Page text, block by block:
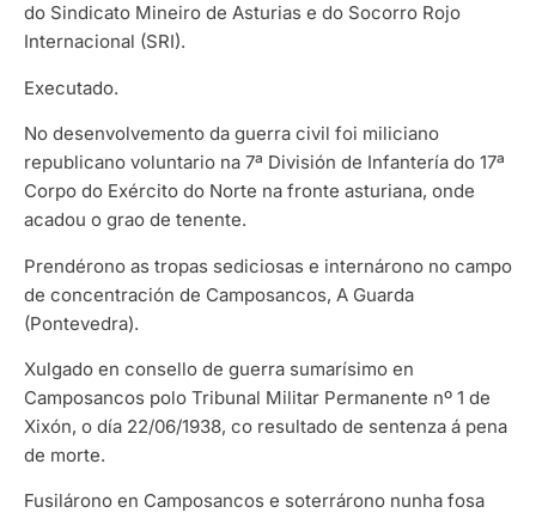
do Sindicato Mineiro de Asturias e do Socorro Rojo
Internacional (SRI).
Executado.
No desenvolvemento da guerra civil foi miliciano
republicano voluntario na 7ª División de Infantería do 17ª
Corpo do Exército do Norte na fronte asturiana, onde
acadou o grao de tenente.
Prendérono as tropas sediciosas e internárono no campo
de concentración de Camposancos, A Guarda
(Pontevedra).
Xulgado en consello de guerra sumarísimo en
Camposancos polo Tribunal Militar Permanente nº 1 de
Xixón, o día 22/06/1938, co resultado de sentenza á pena
de morte.
Fusilárono en Camposancos e soterrárono nunha fosa